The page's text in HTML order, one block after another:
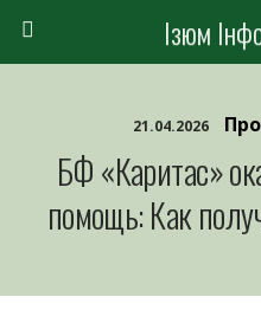
Ізюм
21.04.2026
БФ «Каритас»
помощь: Как